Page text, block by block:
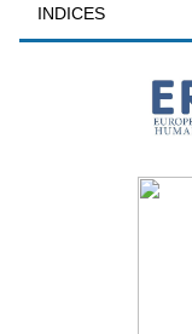
INDICES